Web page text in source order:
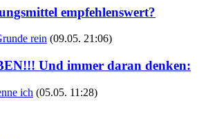
empfehlenswert?
rein (09.05. 21:06)
Und immer daran denken:
ich (05.05. 11:28)